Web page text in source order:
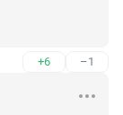
+6 –1